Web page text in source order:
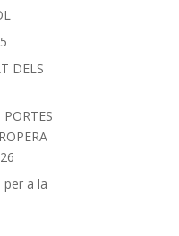
DELS
a la